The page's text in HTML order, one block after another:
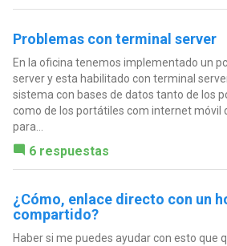
Problemas con terminal server
En la oficina tenemos implementado un
server y esta habilitado con terminal
sistema con bases de datos tanto de los
como de los portátiles com internet móvil
para...
6 respuestas
¿Cómo, enlace directo con un
compartido?
Haber si me puedes ayudar con esto que